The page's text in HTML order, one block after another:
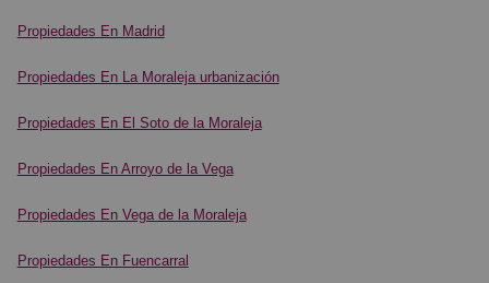
Propiedades En Madrid
Propiedades En La Moraleja urbanización
Propiedades En El Soto de la Moraleja
Propiedades En Arroyo de la Vega
Propiedades En Vega de la Moraleja
Propiedades En Fuencarral